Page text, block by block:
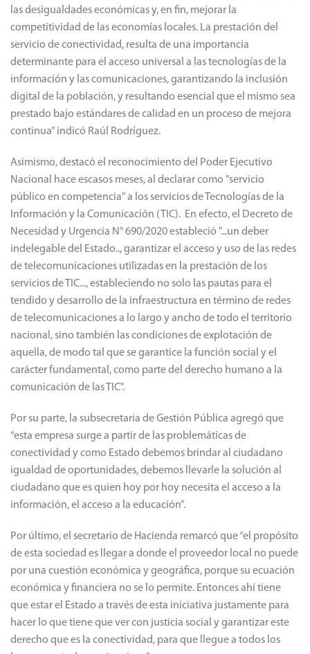
las desigualdades económicas y, en fin, mejorar la
competitividad de las economías locales. La prestación del
servicio de conectividad, resulta de una importancia
determinante para el acceso universal a las tecnologías de la
información y las comunicaciones, garantizando la inclusión
digital de la población, y resultando esencial que el mismo sea
prestado bajo estándares de calidad en un proceso de mejora
continua” indicó Raúl Rodríguez.
Asimismo, destacó el reconocimiento del Poder Ejecutivo
Nacional hace escasos meses, al declarar como "servicio
público en competencia" a los servicios de Tecnologías de la
Información y la Comunicación (TIC). En efecto, el Decreto de
Necesidad y Urgencia N° 690/2020 estableció "...un deber
indelegable del Estado.., garantizar el acceso y uso de las redes
de telecomunicaciones utilizadas en la prestación de los
servicios de TIC..., estableciendo no solo las pautas para el
tendido y desarrollo de la infraestructura en término de redes
de telecomunicaciones a lo largo y ancho de todo el territorio
nacional, sino también las condiciones de explotación de
aquella, de modo tal que se garantice la función social y el
carácter fundamental, como parte del derecho humano a la
comunicación de las TIC".
Por su parte, la subsecretaria de Gestión Pública agregó que
“esta empresa surge a partir de las problemáticas de
conectividad y como Estado debemos brindar al ciudadano
igualdad de oportunidades, debemos llevarle la solución al
ciudadano que es quien hoy por hoy necesita el acceso a la
información, el acceso a la educación”.
Por último, el secretario de Hacienda remarcó que “el propósito
de esta sociedad es llegar a donde el proveedor local no puede
por una cuestión económica y geográfica, porque su ecuación
económica y financiera no se lo permite. Entonces ahí tiene
que estar el Estado a través de esta iniciativa justamente para
hacer lo que tiene que ver con justicia social y garantizar este
derecho que es la conectividad, para que llegue a todos los